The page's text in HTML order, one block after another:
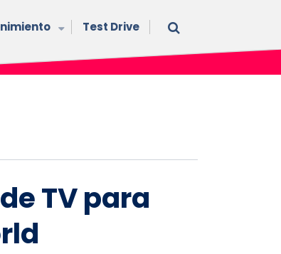
Test Drive
TV para